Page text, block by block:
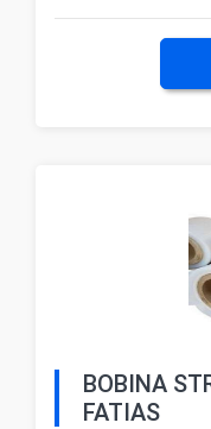
BOBINA
FATIAS